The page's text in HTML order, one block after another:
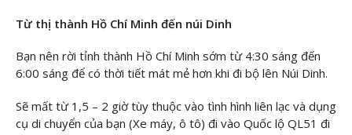
Từ thị thành Hồ Chí Minh đến núi Dinh
Bạn nên rời tỉnh thành Hồ Chí Minh sớm từ 4:30 sáng đến
6:00 sáng để có thời tiết mát mẻ hơn khi đi bộ lên Núi Dinh.
Sẽ mất từ 1,5 – 2 giờ tùy thuộc vào tình hình liên lạc và dụng
cụ di chuyển của bạn (Xe máy, ô tô) đi vào Quốc lộ QL51 đi